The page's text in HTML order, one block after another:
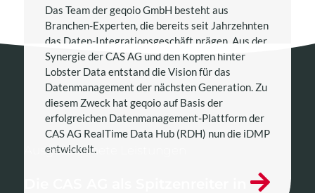
Das Team der geqoio GmbH besteht aus
Branchen-Experten, die bereits seit Jahrzehnten
das Daten-Integrationsgeschäft prägen. Aus der
Synergie der CAS AG und den Köpfen hinter
Lobster Data entstand die Vision für das
Datenmanagement der nächsten Generation. Zu
diesem Zweck hat geqoio auf Basis der
erfolgreichen Datenmanagement-Plattform der
CAS AG RealTime Data Hub (RDH) nun die iDMP
entwickelt.
Ausgezeichnete Leistungen